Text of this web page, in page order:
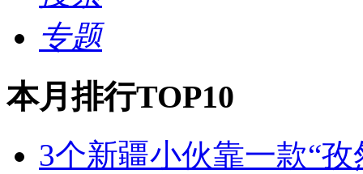
专题
本月排行TOP10
3个新疆小伙靠一款“